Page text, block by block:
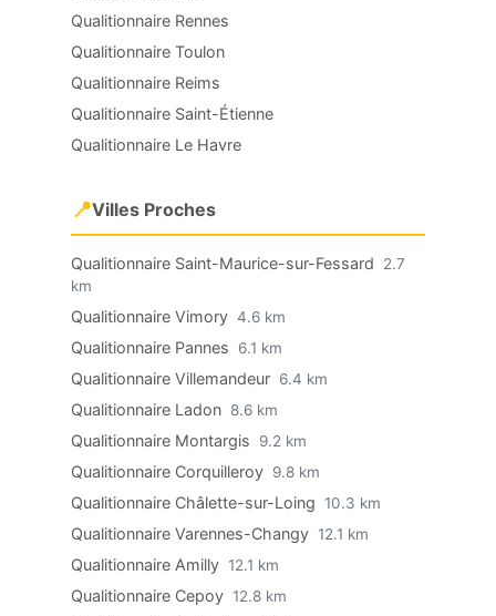
Qualitionnaire Rennes
Qualitionnaire Toulon
Qualitionnaire Reims
Qualitionnaire Saint-Étienne
Qualitionnaire Le Havre
📍Villes Proches
Qualitionnaire Saint-Maurice-sur-Fessard
2.7
km
Qualitionnaire Vimory 4.6 km
Qualitionnaire Pannes 6.1 km
Qualitionnaire Villemandeur 6.4 km
Qualitionnaire Ladon 8.6 km
Qualitionnaire Montargis 9.2 km
Qualitionnaire Corquilleroy 9.8 km
Qualitionnaire Châlette-sur-Loing 10.3 km
Qualitionnaire Varennes-Changy 12.1 km
Qualitionnaire Amilly 12.1 km
Qualitionnaire Cepoy 12.8 km